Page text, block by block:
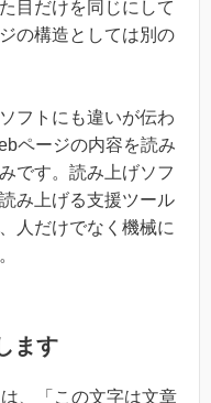
目だけを同じにして
の構造としては別の
フトにも違いが伝わ
ページの内容を読み
です。読み上げソフ
み上げる支援ツール
人だけでなく機械に
ます
、「この文字は文章